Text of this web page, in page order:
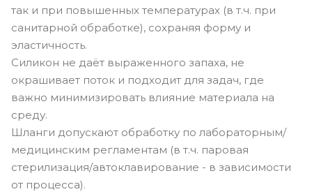
так и при повышенных температурах (в т.ч. при
санитарной обработке), сохраняя форму и
эластичность.
Силикон не даёт выраженного запаха, не
окрашивает поток и подходит для задач, где
важно минимизировать влияние материала на
среду.
Шланги допускают обработку по лабораторным/
медицинским регламентам (в т.ч. паровая
стерилизация/автоклавирование - в зависимости
от процесса).